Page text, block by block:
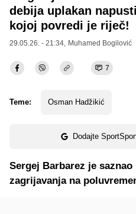
debija uplakan
kojoj povredi je riječ!
29.05.26. - 21:34, Muhamed Bogilović
7
Teme: Osman Hadžikić
Dodajte
Sergej Barbarez je
zagrijavanja na